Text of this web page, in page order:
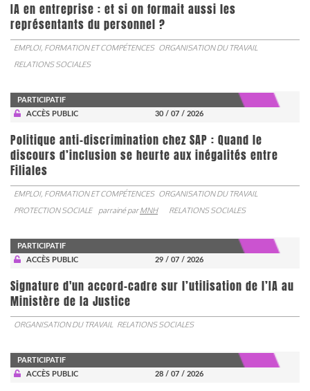
IA en entreprise : et si on formait aussi les
représentants du personnel ?
EMPLOI, FORMATION ET COMPÉTENCES ORGANISATION DU TRAVAIL
RELATIONS SOCIALES
PARTICIPATIF
ACCÈS PUBLIC
30 / 07 / 2026
Politique anti-discrimination chez SAP : Quand le
discours d’inclusion se heurte aux inégalités entre
Filiales
EMPLOI, FORMATION ET COMPÉTENCES ORGANISATION DU TRAVAIL
PROTECTION SOCIALE
parrainé parMNH RELATIONS SOCIALES
PARTICIPATIF
ACCÈS PUBLIC
29 / 07 / 2026
Signature d'un accord-cadre sur l’utilisation de l’IA au
Ministère de la Justice
ORGANISATION DU TRAVAIL RELATIONS SOCIALES
PARTICIPATIF
ACCÈS PUBLIC
28 / 07 / 2026